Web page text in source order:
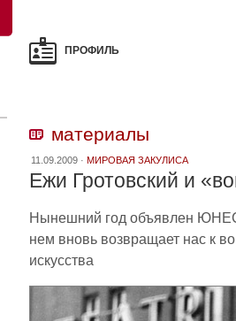
ПРОФИЛЬ
материалы
11.09.2009 · МИРОВАЯ ЗАКУЛИСА
Ежи Гротовский и
Нынешний год объявлен
нем вновь возвращает нас к
искусства